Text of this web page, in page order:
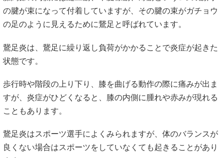
の腱が束になって付着していますが、その腱の束がガチョウ
の足のように見えるために鵞足と呼ばれています。
鵞足炎は、鵞足に繰り返し負荷がかかることで炎症が起きた
状態です。
歩行時や階段の上り下り、膝を曲げる動作の際に痛みが出ま
すが、炎症がひどくなると、膝の内側に腫れや赤みが現れる
こともあります。
鵞足炎はスポーツ選手によくみられますが、体のバランスが
良くない場合はスポーツをしていなくても起きることがあり